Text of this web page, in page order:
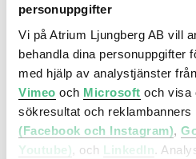
personuppgifter
Vi på Atrium Ljungberg AB vill
behandla dina personuppgifter
med hjälp av analystjänster från
Vimeo och Microsoft och visa
sökresultat och reklambanners
(Facebook och Instagram)
Youtube) , och LinkedIn .
Service
I närområdet finns flertalet
caféer, hotell, och gym samt
annat har vi Nordic Wellness
minuter promenad från